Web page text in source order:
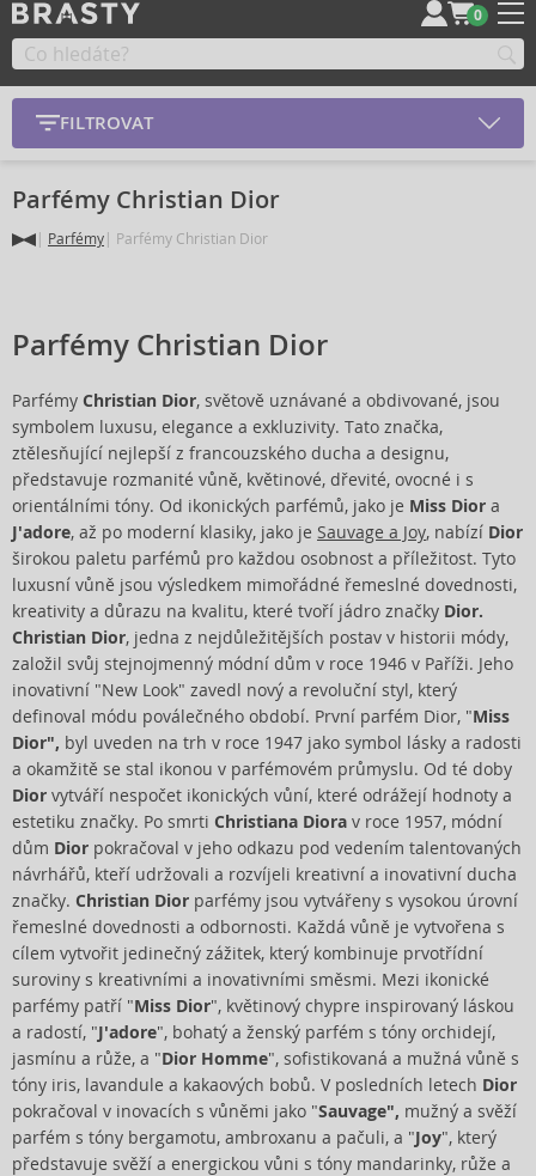
0
FILTROVAT
Parfémy Christian Dior
Parfémy Parfémy Christian Dior
Parfémy Christian Dior
Parfémy Christian Dior, světově uznávané a obdivované, jsou
symbolem luxusu, elegance a exkluzivity. Tato značka,
ztělesňující nejlepší z francouzského ducha a designu,
představuje rozmanité vůně, květinové, dřevité, ovocné i s
orientálními tóny. Od ikonických parfémů, jako je Miss Dior a
J'adore, až po moderní klasiky, jako je Sauvage a Joy, nabízí Dior
širokou paletu parfémů pro každou osobnost a příležitost. Tyto
luxusní vůně jsou výsledkem mimořádné řemeslné dovednosti,
kreativity a důrazu na kvalitu, které tvoří jádro značky Dior.
Christian Dior, jedna z nejdůležitějších postav v historii módy,
založil svůj stejnojmenný módní dům v roce 1946 v Paříži. Jeho
inovativní "New Look" zavedl nový a revoluční styl, který
definoval módu poválečného období. První parfém Dior, "Miss
Dior", byl uveden na trh v roce 1947 jako symbol lásky a radosti
a okamžitě se stal ikonou v parfémovém průmyslu. Od té doby
Dior vytváří nespočet ikonických vůní, které odrážejí hodnoty a
estetiku značky. Po smrti Christiana Diora v roce 1957, módní
dům Dior pokračoval v jeho odkazu pod vedením talentovaných
návrhářů, kteří udržovali a rozvíjeli kreativní a inovativní ducha
značky. Christian Dior parfémy jsou vytvářeny s vysokou úrovní
řemeslné dovednosti a odbornosti. Každá vůně je vytvořena s
cílem vytvořit jedinečný zážitek, který kombinuje prvotřídní
suroviny s kreativními a inovativními směsmi. Mezi ikonické
parfémy patří "Miss Dior", květinový chypre inspirovaný láskou
a radostí, "J'adore", bohatý a ženský parfém s tóny orchidejí,
jasmínu a růže, a "Dior Homme", sofistikovaná a mužná vůně s
tóny iris, lavandule a kakaových bobů. V posledních letech Dior
pokračoval v inovacích s vůněmi jako "Sauvage", mužný a svěží
parfém s tóny bergamotu, ambroxanu a pačuli, a "Joy", který
představuje svěží a energickou vůni s tóny mandarinky, růže a